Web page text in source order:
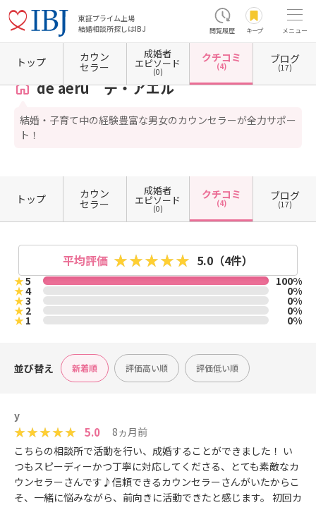
東証プライム上場
結婚相談所探しはIBJ
閲覧履歴 キープ メニュー
ホーム 奈良県の結婚相談所 奈良県奈良市 de aeru デ・アエル クチコミ一覧
de aeru デ・アエル
結婚・子育て中の経験豊富な男女のカウンセラーが全力サポー
ト！
トップ カウン
セラー
成婚者
エピソード
(0)
クチコミ
(4)
ブログ
(17)
トップ カウン
セラー
成婚者
エピソード
(0)
クチコミ
(4)
ブログ
(17)
平均評価 5.0 （4件）
★5 100%
★4 0%
★3 0%
★2 0%
★1 0%
並び替え 新着順 評価高い順 評価低い順
y
5.0
8ヵ月前
こちらの相談所で活動を行い、成婚することができました！ い
つもスピーディーかつ丁寧に対応してくださる、とても素敵なカ
ウンセラーさんです♪信頼できるカウンセラーさんがいたからこ
そ、一緒に悩みながら、前向きに活動できたと感じます。 初回カ